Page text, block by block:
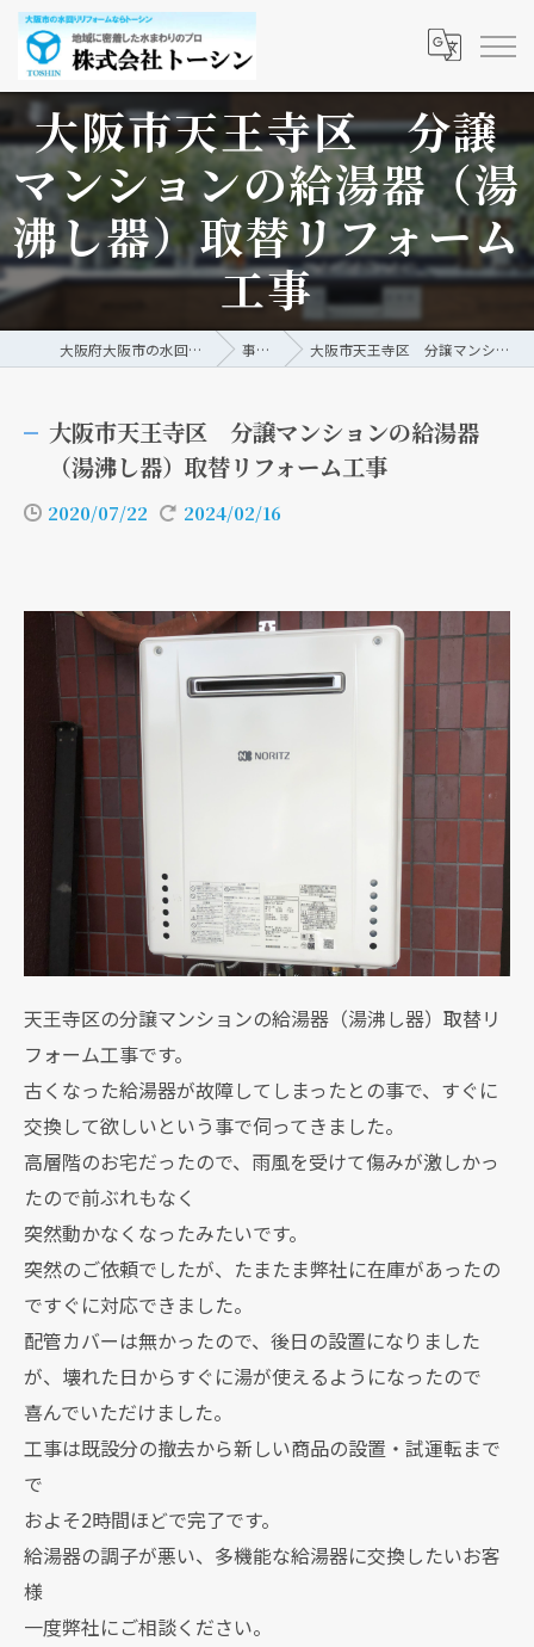
大阪市天王寺区 分譲
マンションの給湯器（湯
沸し器）取替リフォーム
工事
大阪府大阪市の水回りリフォームなら株式会社トーシン 事例/ブログ 大阪市天王寺区 分譲マンションの給湯器（湯沸し器）取替リフォーム工事
大阪市天王寺区 分譲マンションの給湯器
（湯沸し器）取替リフォーム工事
2020/07/22 2024/02/16
天王寺区の分譲マンションの給湯器（湯沸し器）取替リ
フォーム工事です。
古くなった給湯器が故障してしまったとの事で、すぐに
交換して欲しいという事で伺ってきました。
高層階のお宅だったので、雨風を受けて傷みが激しかっ
たので前ぶれもなく
突然動かなくなったみたいです。
突然のご依頼でしたが、たまたま弊社に在庫があったの
ですぐに対応できました。
配管カバーは無かったので、後日の設置になりました
が、壊れた日からすぐに湯が使えるようになったので
喜んでいただけました。
工事は既設分の撤去から新しい商品の設置・試運転まで
で
およそ2時間ほどで完了です。
給湯器の調子が悪い、多機能な給湯器に交換したいお客
様
一度弊社にご相談ください。